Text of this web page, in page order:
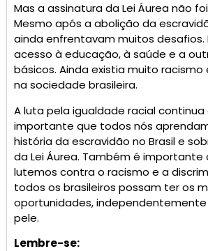
Mas a assinatura da Lei Áurea não
Mesmo após a abolição da
ainda enfrentavam muitos desafios.
acesso à educação, à saúde e a
básicos. Ainda existia muito racismo
na sociedade brasileira.
A luta pela igualdade racial continua
importante que todos nós
história da escravidão no Brasil e
da Lei Áurea. Também é importante
lutemos contra o racismo e a
todos os brasileiros possam ter os
oportunidades,
pele.
Lembre-se: